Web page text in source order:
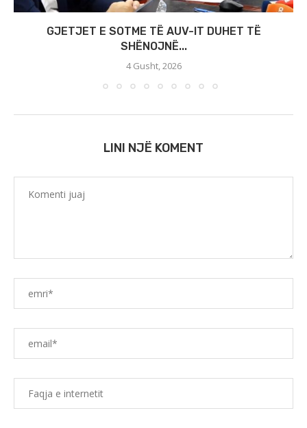
GJETJET E SOTME TË AUV-IT DUHET TË
SHËNOJNË...
4 Gusht, 2026
LINI NJË KOMENT